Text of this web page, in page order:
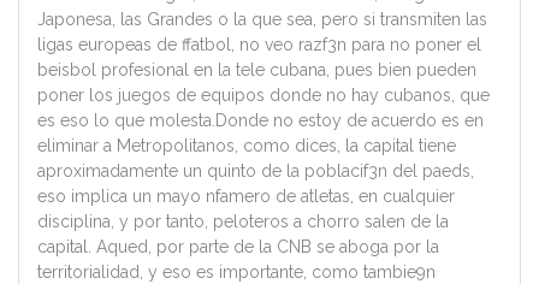
Japonesa, las Grandes o la que sea, pero si transmiten las
ligas europeas de ffatbol, no veo razf3n para no poner el
beisbol profesional en la tele cubana, pues bien pueden
poner los juegos de equipos donde no hay cubanos, que
es eso lo que molesta.Donde no estoy de acuerdo es en
eliminar a Metropolitanos, como dices, la capital tiene
aproximadamente un quinto de la poblacif3n del paeds,
eso implica un mayo nfamero de atletas, en cualquier
disciplina, y por tanto, peloteros a chorro salen de la
capital. Aqued, por parte de la CNB se aboga por la
territorialidad, y eso es importante, como tambie9n